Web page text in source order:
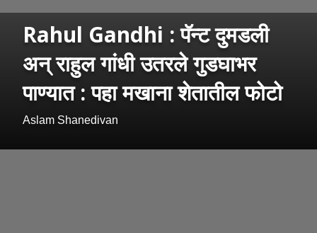
Rahul Gandhi : पॅन्ट दुमडली
अन् राहुल गांधी उतरले गुडघाभर
पाण्यात : पहा मखाना शेतातील फोटो
Aslam Shanedivan